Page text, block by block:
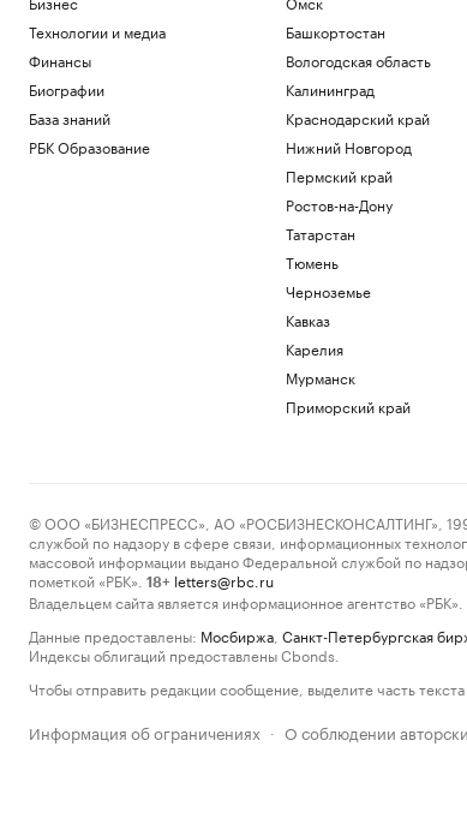
Технологии и медиа
Финансы
Биографии
База знаний
РБК Образование
Башкортостан
Вологодская область
Калининград
Краснодарский край
Нижний Новгород
Пермский край
Ростов-на-Дону
Татарстан
Тюмень
Черноземье
Кавказ
Карелия
Мурманск
Приморский край
© ООО «БИЗНЕСПРЕСС», АО «РОСБИЗНЕСКОНСАЛТИНГ»,
службой по надзору в сфере связи, информационных
массовой информации выдано Федеральной службой по
пометкой «РБК».
18+ letters@rbc.ru
Владельцем сайта является информационное агентство «РБК».
Данные предоставлены: Мосбиржа Санкт-Петербургская
Индексы облигаций предоставлены Cbonds.
Чтобы отправить редакции сообщение, выделите часть
Информация об ограничениях · О соблюдении